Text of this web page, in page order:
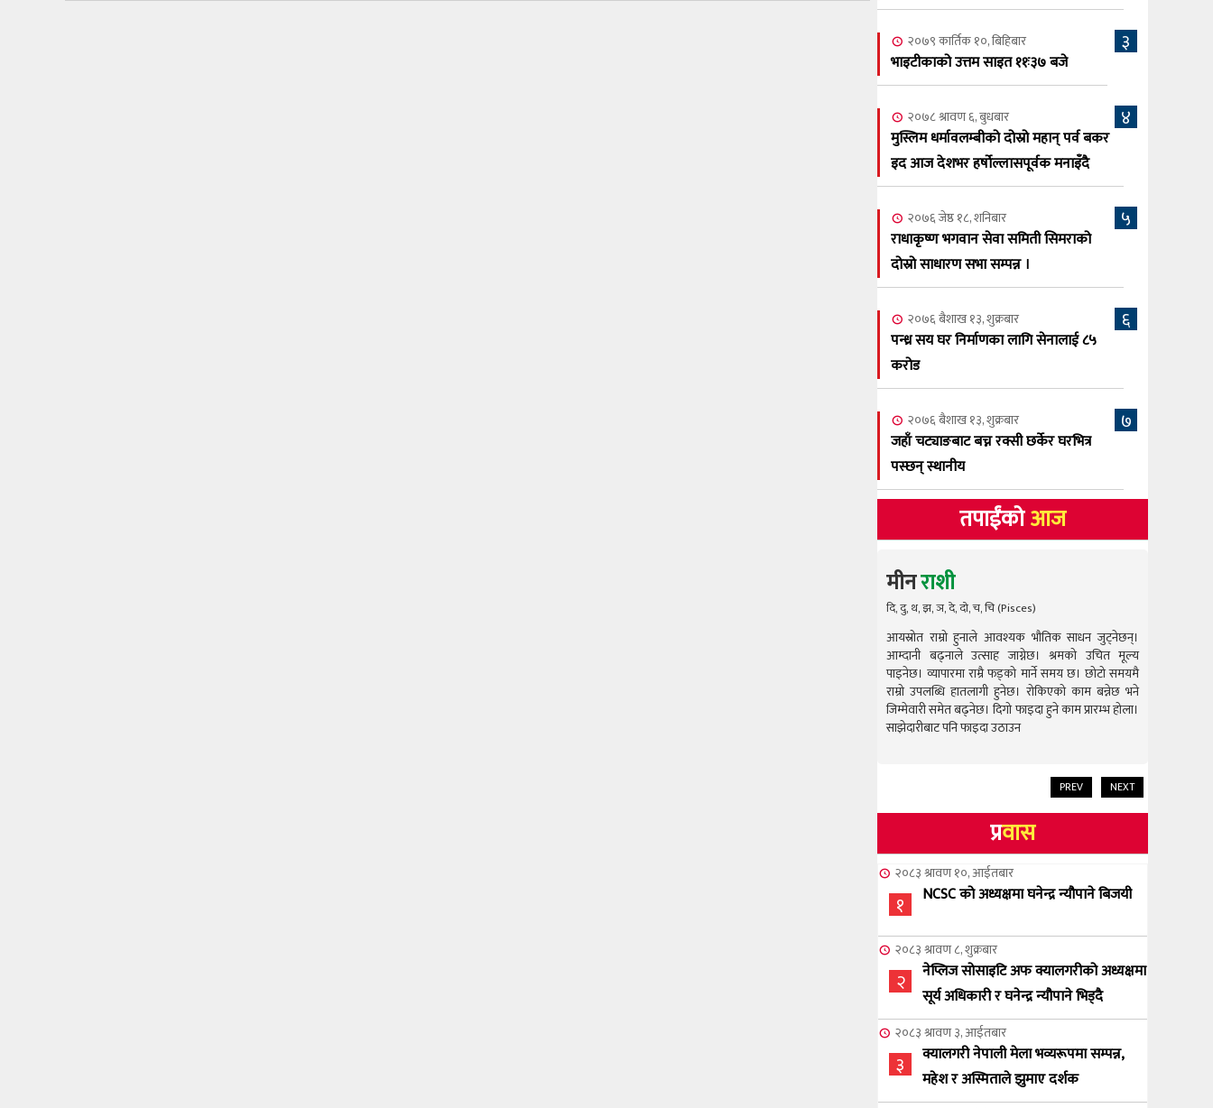
७
क्यालगरी नेपाली मेला भव्यरूपमा सम्पन्न,
महेश र अस्मिताले झुमाए दर्शक
८
क्यालगरी नेपाली मेलाको सम्पुर्ण तयारी पुरा,
महेश र अस्मिताको बेजोड प्रस्तुती रहने
२०७९ कार्तिक १०, बिहिबार
भाइटीकाको उत्तम साइत ११ः३७ बजे
३
२०७८ श्रावण ६, बुधबार
मुस्लिम धर्मावलम्बीको दोस्रो महान् पर्व बकर
इद आज देशभर हर्षोल्लासपूर्वक मनाइँदै
४
२०७६ जेष्ठ १८, शनिबार
राधाकृष्ण भगवान सेवा समिती सिमराको
दोस्रो साधारण सभा सम्पन्न ।
५
२०७६ बैशाख १३, शुक्रबार
पन्ध्र सय घर निर्माणका लागि सेनालाई ८५
करोड
६
२०७६ बैशाख १३, शुक्रबार
जहाँ चट्याङबाट बच्न रक्सी छर्केर घरभित्र
पस्छन् स्थानीय
७
तपाईंकोआज
मीनराशी
दि, दु, थ, झ, ञ, दे, दो, च, चि (Pisces)
आयस्रोत राम्रो हुनाले आवश्यक भौतिक साधन जुट्नेछन्।
आम्दानी बढ्नाले उत्साह जाग्नेछ। श्रमको उचित मूल्य
पाइनेछ। व्यापारमा राम्रै फड्को मार्ने समय छ। छोटो समयमै
राम्रो उपलब्धि हातलागी हुनेछ। रोकिएको काम बन्नेछ भने
जिम्मेवारी समेत बढ्नेछ। दिगो फाइदा हुने काम प्रारम्भ होला।
साझेदारीबाट पनि फाइदा उठाउन
PREV NEXT
प्रवास
२०८३ श्रावण १०, आईतबार
१ NCSC को अध्यक्षमा घनेन्द्र न्यौपाने बिजयी
२०८३ श्रावण ८, शुक्रबार
२
नेप्लिज सोसाइटि अफ क्यालगरीको अध्यक्षमा
सूर्य अधिकारी र घनेन्द्र न्यौपाने भिड्दै
२०८३ श्रावण ३, आईतबार
३
क्यालगरी नेपाली मेला भव्यरूपमा सम्पन्न,
महेश र अस्मिताले झुमाए दर्शक